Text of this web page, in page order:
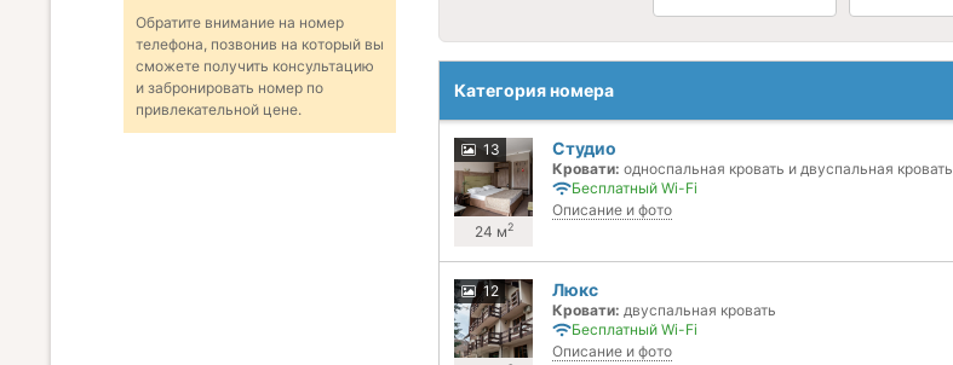
Категория номера
13
24 м2
Студио
Кровати: односпальная кровать и двуспальная кровать
Бесплатный Wi-Fi
Описание и фото
12 Люкс
Кровати: двуспальная кровать
Бесплатный Wi-Fi
Описание и фото
Обратите внимание на номер
телефона, позвонив на который вы
сможете получить консультацию
и забронировать номер по
привлекательной цене.